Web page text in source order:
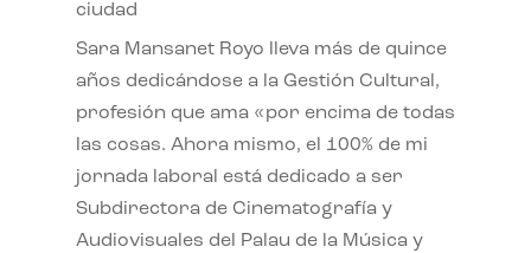
ciudad
Sara Mansanet Royo lleva más de quince
años dedicándose a la Gestión Cultural,
profesión que ama «por encima de todas
las cosas. Ahora mismo, el 100% de mi
jornada laboral está dedicado a ser
Subdirectora de Cinematografía y
Audiovisuales del Palau de la Música y